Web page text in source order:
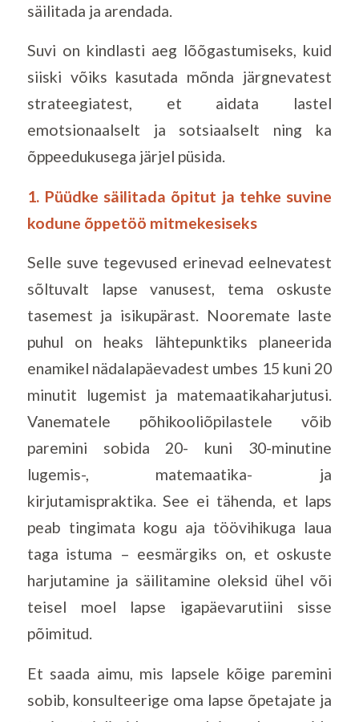
säilitada ja arendada.
Suvi on kindlasti aeg lõõgastumiseks, kuid
siiski võiks kasutada mõnda järgnevatest
strateegiatest, et aidata lastel
emotsionaalselt ja sotsiaalselt ning ka
õppeedukusega järjel püsida.
1. Püüdke säilitada õpitut ja tehke suvine
kodune õppetöö mitmekesiseks
Selle suve tegevused erinevad eelnevatest
sõltuvalt lapse vanusest, tema oskuste
tasemest ja isikupärast. Nooremate laste
puhul on heaks lähtepunktiks planeerida
enamikel nädalapäevadest umbes 15 kuni 20
minutit lugemist ja matemaatikaharjutusi.
Vanematele põhikooliõpilastele võib
paremini sobida 20- kuni 30-minutine
lugemis-, matemaatika- ja
kirjutamispraktika. See ei tähenda, et laps
peab tingimata kogu aja töövihikuga laua
taga istuma – eesmärgiks on, et oskuste
harjutamine ja säilitamine oleksid ühel või
teisel moel lapse igapäevarutiini sisse
põimitud.
Et saada aimu, mis lapsele kõige paremini
sobib, konsulteerige oma lapse õpetajate ja